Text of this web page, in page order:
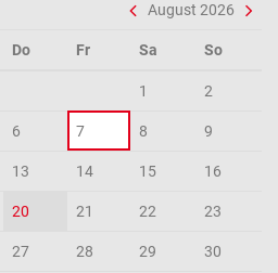
August 2026
Do Fr Sa So
1 2
6 7 8 9
13 14 15 16
20 21 22 23
27 28 29 30